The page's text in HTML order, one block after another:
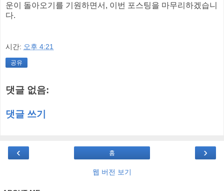
운이 돌아오기를 기원하면서, 이번 포스팅을 마무리하겠습니
다.
시간: 오후 4:21
공유
댓글 없음:
댓글 쓰기
‹ ›
홈
웹 버전 보기